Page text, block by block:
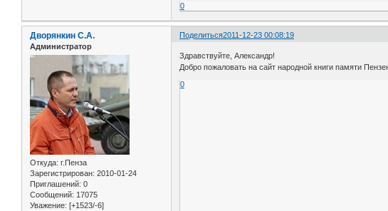
0
Поделиться2011-12-23 00:08:19
Дворянкин С.А.
Администратор
Откуда: г.Пенза
Зарегистрирован: 2010-01-24
Приглашений: 0
Сообщений: 17075
Уважение: [+1523/-6]
Здравствуйте, Александр!
Добро пожаловать на сайт народной книги памяти
0